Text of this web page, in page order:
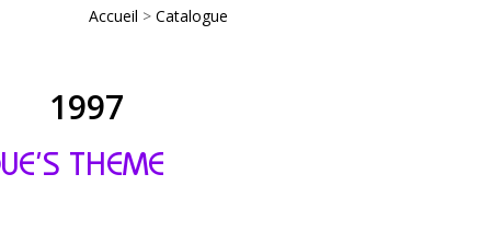
Accueil > Catalogue
1997
THEME